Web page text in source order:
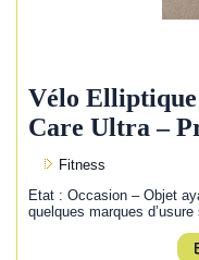
Vélo
Care Ultra –
Fitness
Etat : Occasion – Objet
quelques marques